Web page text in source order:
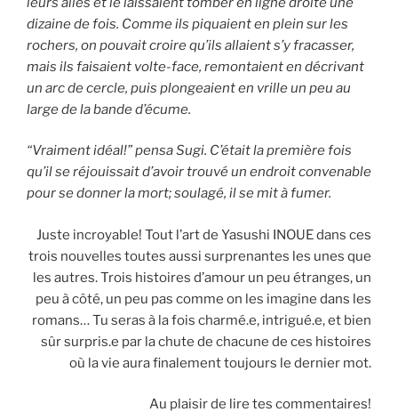
dizaine de fois. Comme ils piquaient en plein sur les
rochers, on pouvait croire qu’ils allaient s’y fracasser,
mais ils faisaient volte-face, remontaient en décrivant
un arc de cercle, puis plongeaient en vrille un peu au
large de la bande d’écume.
“Vraiment idéal!” pensa Sugi. C’était la première fois
qu’il se réjouissait d’avoir trouvé un endroit convenable
pour se donner la mort; soulagé, il se mit à fumer.
Juste incroyable! Tout l’art de Yasushi INOUE dans ces
trois nouvelles toutes aussi surprenantes les unes que
les autres. Trois histoires d’amour un peu étranges, un
peu à côté, un peu pas comme on les imagine dans les
romans… Tu seras à la fois charmé.e, intrigué.e, et bien
sûr surpris.e par la chute de chacune de ces histoires
où la vie aura finalement toujours le dernier mot.
Au plaisir de lire tes commentaires!